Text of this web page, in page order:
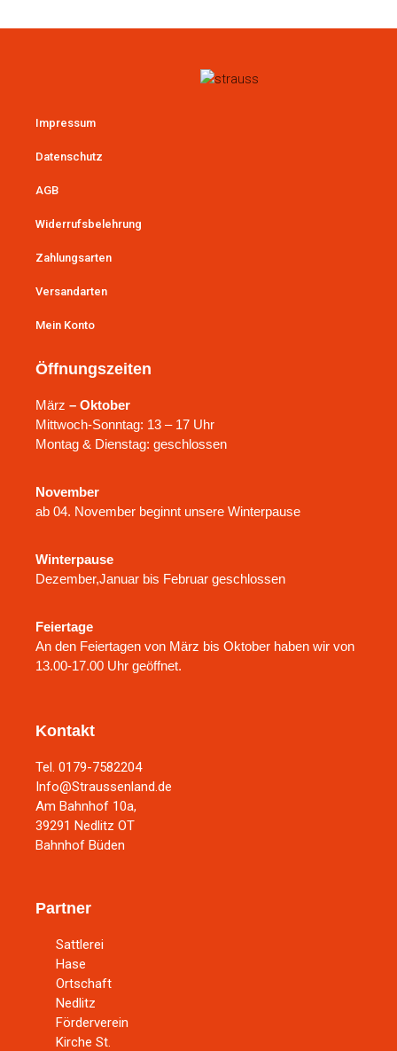
Kontakt
Tel. 0179-7582204
Info@Straussenland.de
Am Bahnhof 10a,
39291 Nedlitz OT
Bahnhof Büden
Partner
Sattlerei
Hase
Ortschaft
Nedlitz
Förderverein
Kirche St.
Öffnungszeiten
März – Oktober
Mittwoch-Sonntag: 13 – 17 Uhr
Montag & Dienstag: geschlossen
November
ab 04. November beginnt unsere Winterpause
Winterpause
Dezember,Januar bis Februar geschlossen
Feiertage
An den Feiertagen von März bis Oktober haben wir von
13.00-17.00 Uhr geöffnet.
Impressum
Datenschutz
AGB
Widerrufsbelehrung
Zahlungsarten
Versandarten
Mein Konto